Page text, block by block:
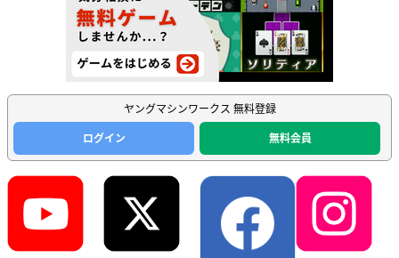
ヤングマシンワークス 無料登録
ログイン
無料会員